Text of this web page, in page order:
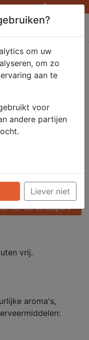
Inloggen
250
onze prijzen moet u
ingelogd zijn.
hier uw afhaalpunt
vrij.
aroma's,
om uw
om zo
aan te
voor
andere partijen
Liever niet